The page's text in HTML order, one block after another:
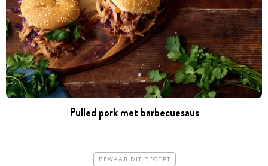
Pulled pork met barbecuesaus
BEWAAR DIT RECEPT